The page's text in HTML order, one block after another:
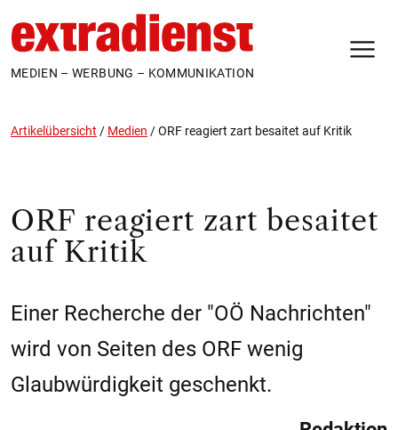
MEDIEN – WERBUNG – KOMMUNIKATION
Artikelübersicht / Medien /ORF reagiert zart besaitet auf Kritik
ORF reagiert zart besaitet
auf Kritik
Einer Recherche der "OÖ Nachrichten"
wird von Seiten des ORF wenig
Glaubwürdigkeit geschenkt.